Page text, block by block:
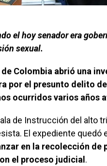
el hoy senador era
sexual.
Colombia abrió una
por el presunto delito
ocurridos varios años
de Instrucción del alto
El expediente quedó
en la recolección de
el proceso judicial.